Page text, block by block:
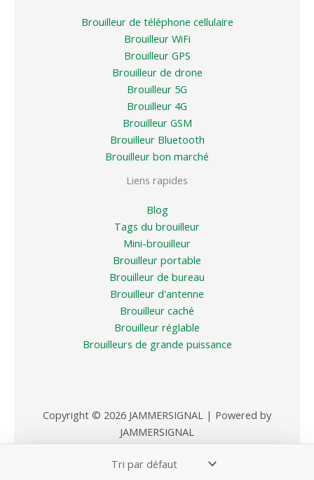
Brouilleur de téléphone cellulaire
Brouilleur WiFi
Brouilleur GPS
Brouilleur de drone
Brouilleur 5G
Brouilleur 4G
Brouilleur GSM
Brouilleur Bluetooth
Brouilleur bon marché
Liens rapides
Blog
Tags du brouilleur
Mini-brouilleur
Brouilleur portable
Brouilleur de bureau
Brouilleur d'antenne
Brouilleur caché
Brouilleur réglable
Brouilleurs de grande puissance
Copyright © 2026 JAMMERSIGNAL | Powered by
JAMMERSIGNAL